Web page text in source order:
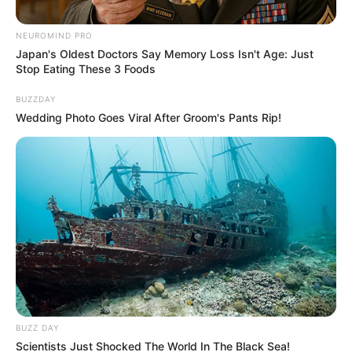
DATT
Pa' los patios: Inmovilizan 80
motocicletas en el Centro de
Cartagena pese a prohibición de
circulación
BUCARAMANGA
Aldair Quintana volvió a
Bucaramanga: le tocó
echar mototaxi por los
bloqueos
NEUROMIND PRO
Japan's Oldest Doctors Say Memory Loss Isn't Age: Just
Stop Eating These 3 Foods
BUZZDAY
Wedding Photo Goes Viral After Groom's Pants Rip!
BUZZ DAY
Scientists Just Shocked The World In The Black Sea!